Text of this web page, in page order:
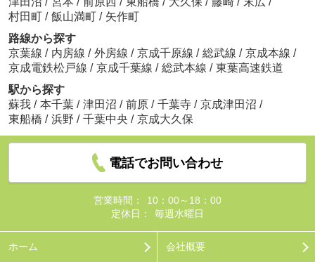
村田町 / 飯山満町 / 矢作町
路線から探す
京葉線 / 内房線 / 外房線 / 京成千原線 / 総武線 / 京成本線 /
京成電鉄松戸線 / 京成千葉線 / 総武本線 / 東葉高速鉄道
駅から探す
蘇我 / 本千葉 / 津田沼 / 前原 / 千葉寺 / 京成津田沼 /
東船橋 / 浜野 / 千葉中央 / 京成大久保
電話でお問い合わせ
営業時間：
10：00～18：00
定休日：
毎週水曜日
ホーム 会社概要